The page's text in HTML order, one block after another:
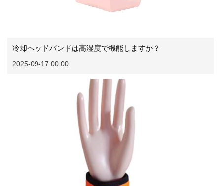
冷却ヘッドバンドは高湿度で機能しますか？
2025-09-17 00:00